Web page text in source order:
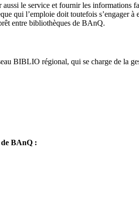
le service et fournir les informations
qui l’emploie doit toutefois s’engager à
entre bibliothèques de BAnQ.
BIBLIO régional, qui se charge de la
BAnQ :